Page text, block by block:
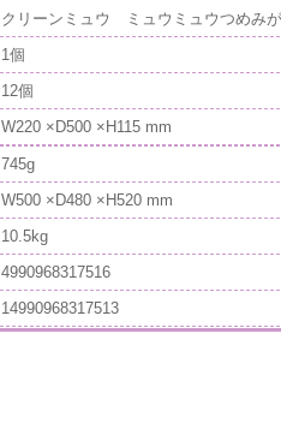
クリーンミュウ ミュウミュウつめ
1個
12個
W220 ×D500 ×H115 mm
745g
W500 ×D480 ×H520 mm
10.5kg
4990968317516
14990968317513